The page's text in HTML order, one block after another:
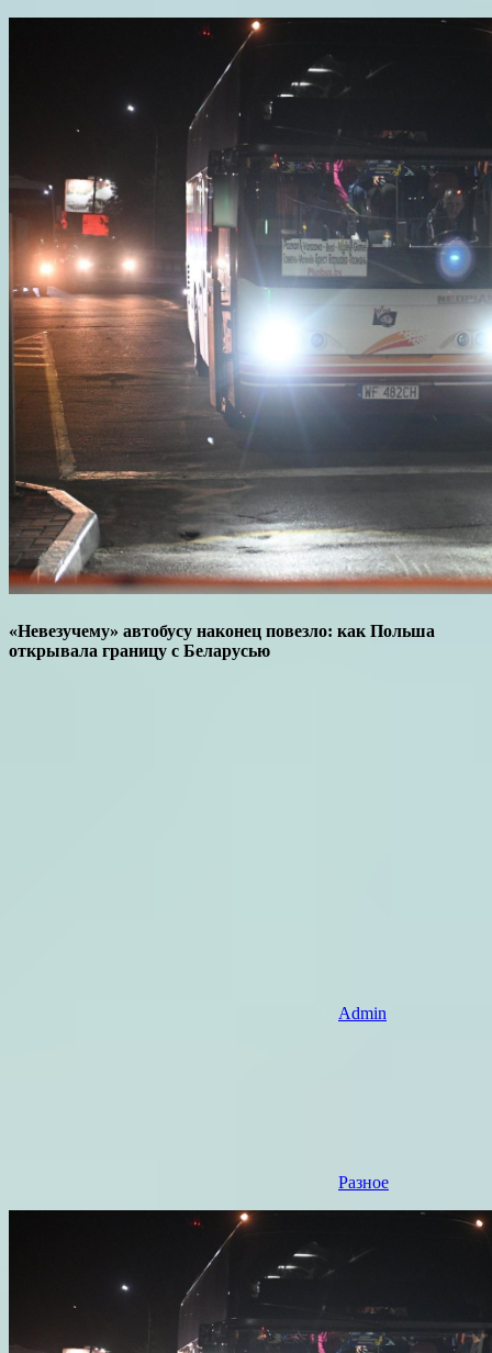
«Невезучему» автобусу наконец повезло: как Польша
открывала границу с Беларусью
Admin
Разное